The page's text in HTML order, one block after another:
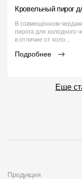
Кровельный пирог
В совмещённом
пирога для холодного
в отличие от холо...
Подробнее
Еще
Продукция